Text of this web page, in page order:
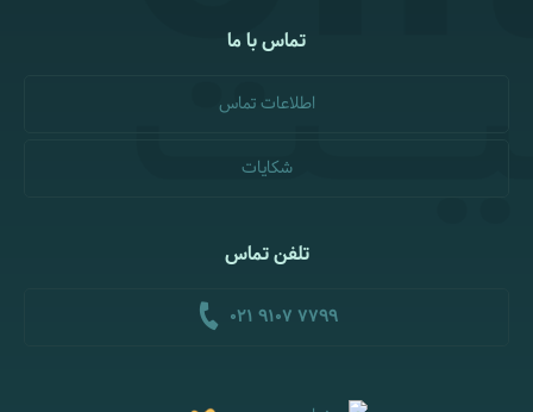
تماس با ما
اطلاعات تماس
شکایات
تلفن تماس
021 9107 7799